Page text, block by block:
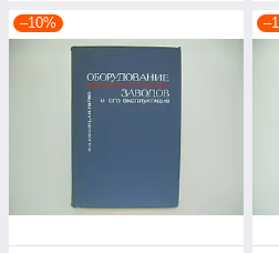
–10%